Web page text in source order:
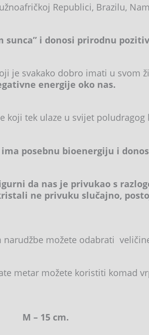
Republici, Brazilu,
sunca” i donosi prirodnu
je svakako dobro imati u svom
energije oko nas.
koji tek ulaze u svijet
posebnu bioenergiju i
da nas je privukao s
ne privuku slučajno,
možete odabrati
metar možete koristiti komad
M – 15 cm.